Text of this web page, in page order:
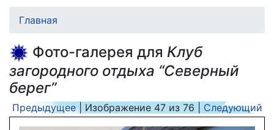
Главная
Фото-галерея для Клуб
загородного отдыха “Северный
берег”
Предыдущее| Изображение 47из 76 Следующий